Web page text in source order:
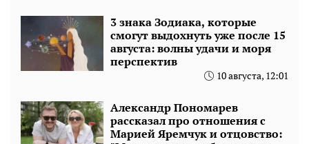
3 знака Зодиака, которые
смогут выдохнуть уже после 15
августа: волны удачи и моря
перспектив
10 августа, 12:01
Александр Пономарев
рассказал про отношения с
Марией Яремчук и отцовство: